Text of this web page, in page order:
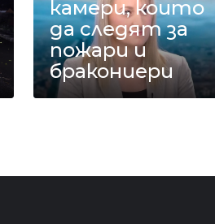
камери, които
да следят за
пожари и
бракониери